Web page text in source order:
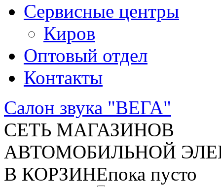
Сервисные центры
Киров
Оптовый отдел
Контакты
Салон звука "ВЕГА"
СЕТЬ МАГАЗИНОВ
АВТОМОБИЛЬНОЙ
В КОРЗИНЕпока пусто